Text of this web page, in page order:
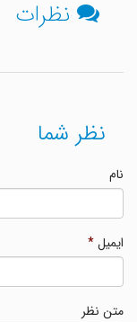
نظرات
نظر شما
ایمیل*
متن نظر